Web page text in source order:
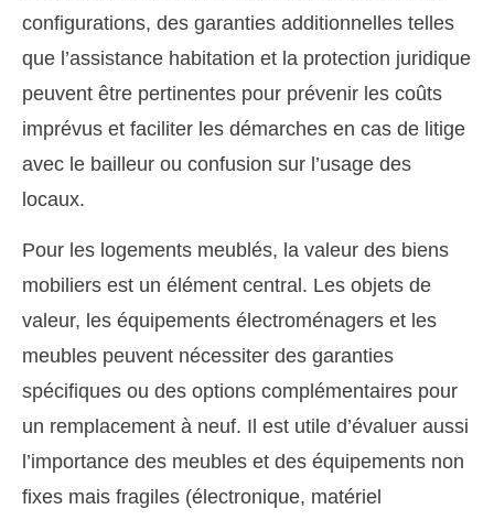
configurations, des garanties additionnelles telles
que l’assistance habitation et la protection juridique
peuvent être pertinentes pour prévenir les coûts
imprévus et faciliter les démarches en cas de litige
avec le bailleur ou confusion sur l’usage des
locaux.
Pour les logements meublés, la valeur des biens
mobiliers est un élément central. Les objets de
valeur, les équipements électroménagers et les
meubles peuvent nécessiter des garanties
spécifiques ou des options complémentaires pour
un remplacement à neuf. Il est utile d’évaluer aussi
l’importance des meubles et des équipements non
fixes mais fragiles (électronique, matériel